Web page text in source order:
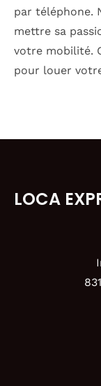
par téléphone.
mettre sa
votre mobilité.
pour louer
LOCA